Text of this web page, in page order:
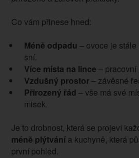
Co vám přinese hned:
Méně odpadu – ovoce je
sní.
Více místa na lince – pracovní
Vzdušný prostor– závěsné
Přirozený řád – vše má své
misek.
Je to drobnost, která se projeví
méně plýtvánía kuchyně, která
první pohled.